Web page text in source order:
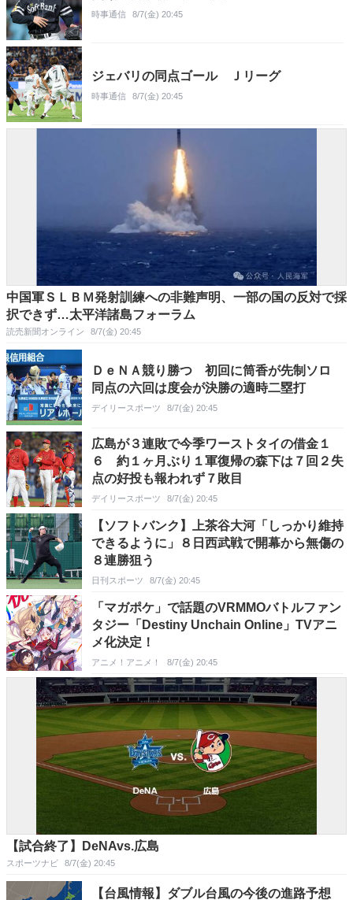
時事通信 8/7(金) 20:45
ジェバリの同点ゴール Ｊリーグ
時事通信 8/7(金) 20:45
中国軍ＳＬＢＭ発射訓練への非難声明、一部の国の反対で採
択できず…太平洋諸島フォーラム
読売新聞オンライン 8/7(金) 20:45
ＤｅＮＡ競り勝つ 初回に筒香が先制ソロ
同点の六回は度会が決勝の適時二塁打
デイリースポーツ 8/7(金) 20:45
広島が３連敗で今季ワーストタイの借金１
６ 約１ヶ月ぶり１軍復帰の森下は７回２失
点の好投も報われず７敗目
デイリースポーツ 8/7(金) 20:45
【ソフトバンク】上茶谷大河「しっかり維持
できるように」８日西武戦で開幕から無傷の
８連勝狙う
日刊スポーツ 8/7(金) 20:45
「マガポケ」で話題のVRMMOバトルファン
タジー「Destiny Unchain Online」TVアニ
メ化決定！
アニメ！アニメ！ 8/7(金) 20:45
【試合終了】DeNAvs.広島
スポーツナビ 8/7(金) 20:45
【台風情報】ダブル台風の今後の進路予想